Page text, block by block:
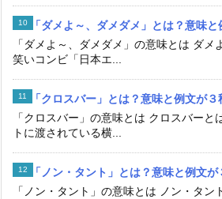
「ダメよ～、ダメダメ」とは？意味
「ダメよ～、ダメダメ」の意味とは ダメ
笑いコンビ「日本エ...
「クロスバー」とは？意味と例文が３
「クロスバー」の意味とは クロスバーと
トに渡されている横...
「ノン・タント」とは？意味と例文が
「ノン・タント」の意味とは ノン・タン